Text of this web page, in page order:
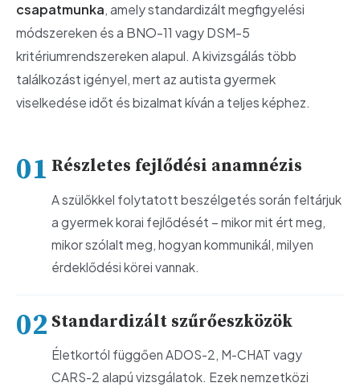
csapatmunka, amely standardizált megfigyelési
módszereken és a BNO-11 vagy DSM-5
kritériumrendszereken alapul. A kivizsgálás több
találkozást igényel, mert az autista gyermek
viselkedése időt és bizalmat kíván a teljes képhez.
Részletes fejlődési anamnézis
A szülőkkel folytatott beszélgetés során feltárjuk
a gyermek korai fejlődését – mikor mit ért meg,
mikor szólalt meg, hogyan kommunikál, milyen
érdeklődési körei vannak.
Standardizált szűrőeszközök
Életkortól függően ADOS-2, M-CHAT vagy
CARS-2 alapú vizsgálatok. Ezek nemzetközi